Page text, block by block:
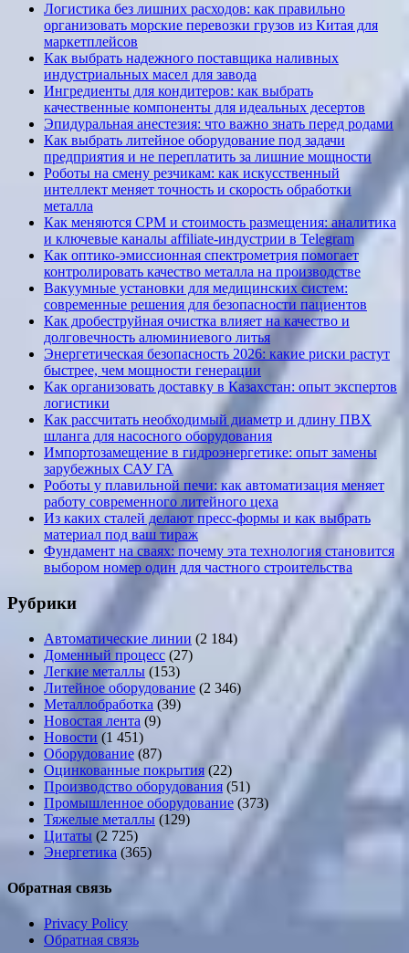
Логистика без лишних расходов: как правильно
организовать морские перевозки грузов из Китая для
маркетплейсов
Как выбрать надежного поставщика наливных
индустриальных масел для завода
Ингредиенты для кондитеров: как выбрать
качественные компоненты для идеальных десертов
Эпидуральная анестезия: что важно знать перед родами
Как выбрать литейное оборудование под задачи
предприятия и не переплатить за лишние мощности
Роботы на смену резчикам: как искусственный
интеллект меняет точность и скорость обработки
металла
Как меняются CPM и стоимость размещения: аналитика
и ключевые каналы affiliate-индустрии в Telegram
Как оптико-эмиссионная спектрометрия помогает
контролировать качество металла на производстве
Вакуумные установки для медицинских систем:
современные решения для безопасности пациентов
Как дробеструйная очистка влияет на качество и
долговечность алюминиевого литья
Энергетическая безопасность 2026: какие риски растут
быстрее, чем мощности генерации
Как организовать доставку в Казахстан: опыт экспертов
логистики
Как рассчитать необходимый диаметр и длину ПВХ
шланга для насосного оборудования
Импортозамещение в гидроэнергетике: опыт замены
зарубежных САУ ГА
Роботы у плавильной печи: как автоматизация меняет
работу современного литейного цеха
Из каких сталей делают пресс-формы и как выбрать
материал под ваш тираж
Фундамент на сваях: почему эта технология становится
выбором номер один для частного строительства
Рубрики
Автоматические линии (2 184)
Доменный процесс (27)
Легкие металлы (153)
Литейное оборудование (2 346)
Металлобработка (39)
Новостая лента (9)
Новости (1 451)
Оборудование (87)
Оцинкованные покрытия (22)
Производство оборудования (51)
Промышленное оборудование (373)
Тяжелые металлы (129)
Цитаты (2 725)
Энергетика (365)
Обратная связь
Privacy Policy
Обратная связь